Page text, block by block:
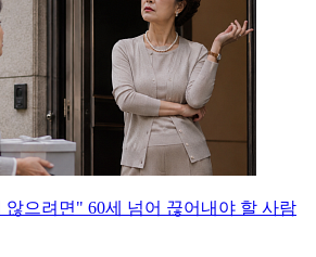
않으려면" 60세 넘어 끊어내야 할 사람